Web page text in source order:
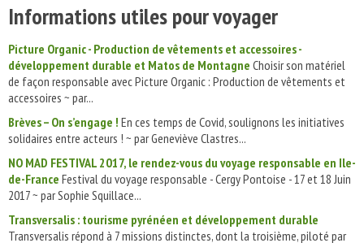
Informations utiles pour voyager
Picture Organic - Production de vêtements et accessoires -
développement durable et Matos de Montagne Choisir son matériel
de façon responsable avec Picture Organic : Production de vêtements et
accessoires ~ par...
Brèves – On s’engage ! En ces temps de Covid, soulignons les initiatives
solidaires entre acteurs ! ~ par Geneviève Clastres...
NO MAD FESTIVAL 2017, le rendez-vous du voyage responsable en Ile-
de-France Festival du voyage responsable - Cergy Pontoise - 17 et 18 Juin
2017 ~ par Sophie Squillace...
Transversalis : tourisme pyrénéen et développement durable
Transversalis répond à 7 missions distinctes, dont la troisième, piloté par